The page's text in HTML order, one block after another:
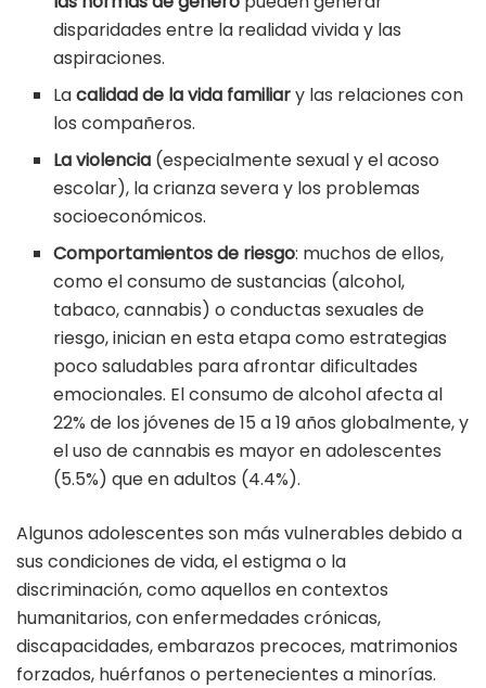
disparidades entre la realidad vivida y las
aspiraciones.
Lacalidad de la vida familiary las relaciones con
los compañeros.
La violencia (especialmente sexual y el acoso
escolar), la crianza severa y los problemas
socioeconómicos.
Comportamientos de riesgo: muchos de ellos,
como el consumo de sustancias (alcohol,
tabaco, cannabis) o conductas sexuales de
riesgo, inician en esta etapa como estrategias
poco saludables para afrontar dificultades
emocionales. El consumo de alcohol afecta al
22% de los jóvenes de 15 a 19 años globalmente, y
el uso de cannabis es mayor en adolescentes
(5.5%) que en adultos (4.4%).
Algunos adolescentes son más vulnerables debido a
sus condiciones de vida, el estigma o la
discriminación, como aquellos en contextos
humanitarios, con enfermedades crónicas,
discapacidades, embarazos precoces, matrimonios
forzados, huérfanos o pertenecientes a minorías.